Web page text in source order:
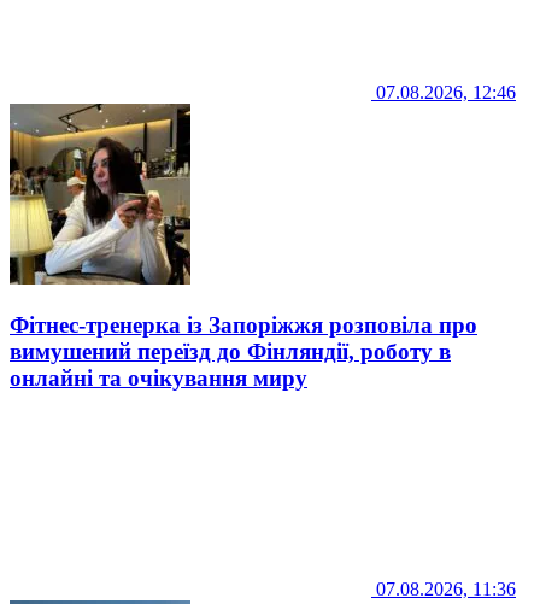
07.08.2026, 12:46
Фітнес-тренерка із Запоріжжя розповіла про
вимушений переїзд до Фінляндії, роботу в
онлайні та очікування миру
07.08.2026, 11:36